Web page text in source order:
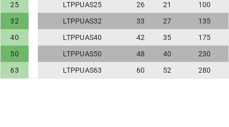
25
LTPPUAS25 26 21
100
32
LTPPUAS32 33 27
135
40
LTPPUAS40 42 35
175
50
LTPPUAS50 48 40
230
63
LTPPUAS63 60 52 280